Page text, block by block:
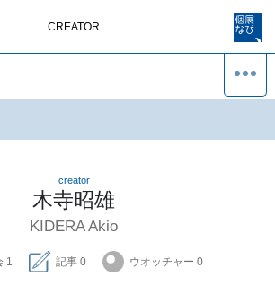
CREATOR
creator
木寺昭雄
KIDERA Akio
1 記事 0 ウオッチャー 0